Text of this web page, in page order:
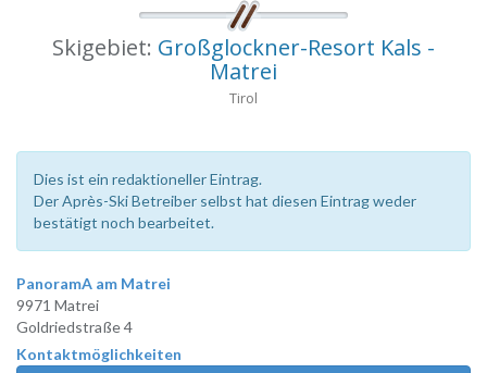
Skigebiet: Großglockner-Resort Kals -
Matrei
Tirol
Dies ist ein redaktioneller Eintrag.
Der Après-Ski Betreiber selbst hat diesen Eintrag weder
bestätigt noch bearbeitet.
PanoramA am Matrei
9971 Matrei
Goldriedstraße 4
Kontaktmöglichkeiten